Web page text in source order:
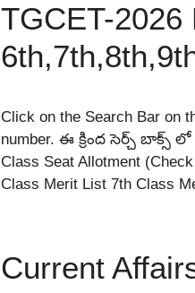
TGCET-
Click on the Search Bar on
number. ఈ క్రింద సెర్చ్
Class Seat Allotment
Class Merit List 7th Class
Current